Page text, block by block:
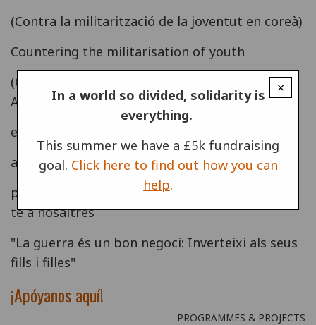
(Contra la militarització de la joventut en coreà)
Countering the militarisation of youth
(Contra la militarització de la joventut en
Anglés)
explicarem aquesta història
amb la teva ajuda
per detenir la normalització de la guerra uneix-
te a nosaltres
"La guerra és un bon negoci: Inverteixi als seus
fills i filles"
¡Apóyanosaquí!
PROGRAMMES & PROJECTS
×
In a world so divided, solidarity is
everything.
This summer we have a £5k fundraising
goal. Click here to find out how you can
help.